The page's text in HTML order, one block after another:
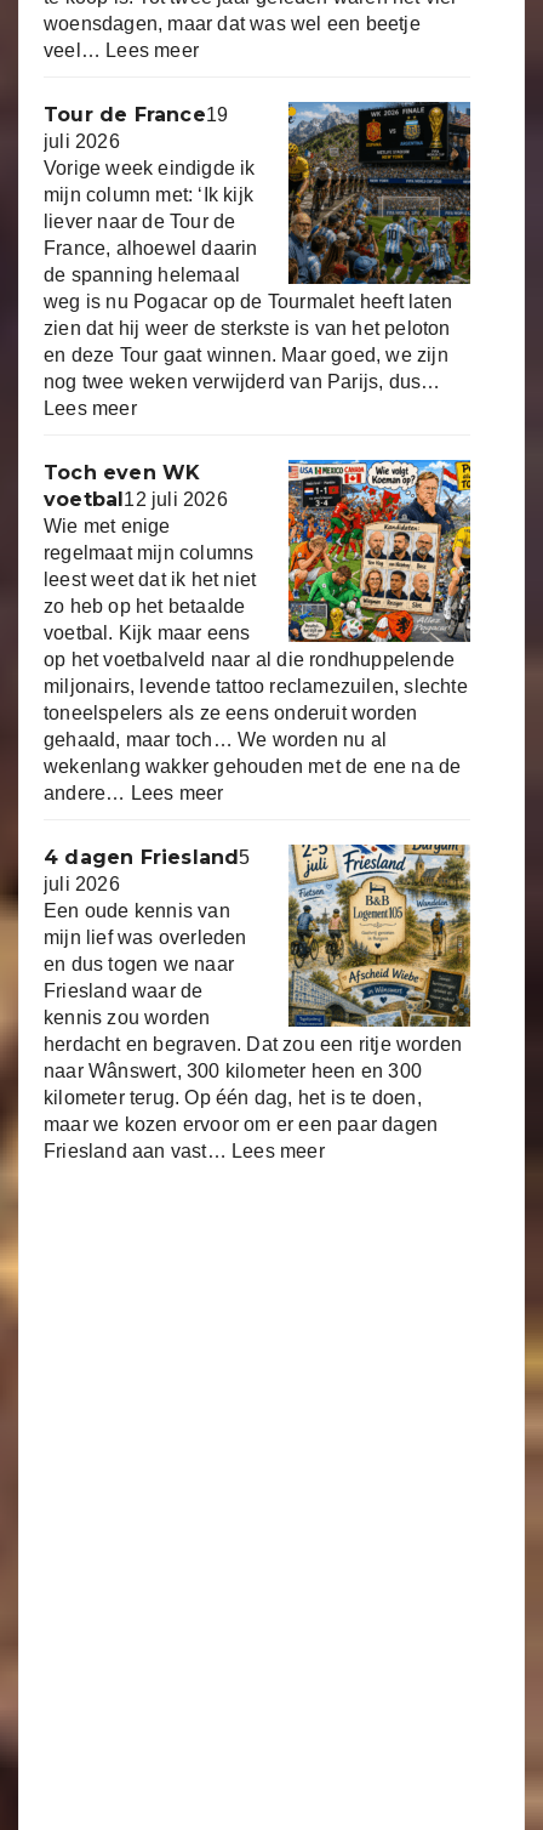
woensdagen, maar dat was wel een beetje
veel… Lees meer
Tour de France19
juli 2026
Vorige week eindigde ik
mijn column met: ‘Ik kijk
liever naar de Tour de
France, alhoewel daarin
de spanning helemaal
weg is nu Pogacar op de Tourmalet heeft laten
zien dat hij weer de sterkste is van het peloton
en deze Tour gaat winnen. Maar goed, we zijn
nog twee weken verwijderd van Parijs, dus…
Lees meer
Toch even WK
voetbal12 juli 2026
Wie met enige
regelmaat mijn columns
leest weet dat ik het niet
zo heb op het betaalde
voetbal. Kijk maar eens
op het voetbalveld naar al die rondhuppelende
miljonairs, levende tattoo reclamezuilen, slechte
toneelspelers als ze eens onderuit worden
gehaald, maar toch… We worden nu al
wekenlang wakker gehouden met de ene na de
andere… Lees meer
4 dagen Friesland5
juli 2026
Een oude kennis van
mijn lief was overleden
en dus togen we naar
Friesland waar de
kennis zou worden
herdacht en begraven. Dat zou een ritje worden
naar Wânswert, 300 kilometer heen en 300
kilometer terug. Op één dag, het is te doen,
maar we kozen ervoor om er een paar dagen
Friesland aan vast… Lees meer